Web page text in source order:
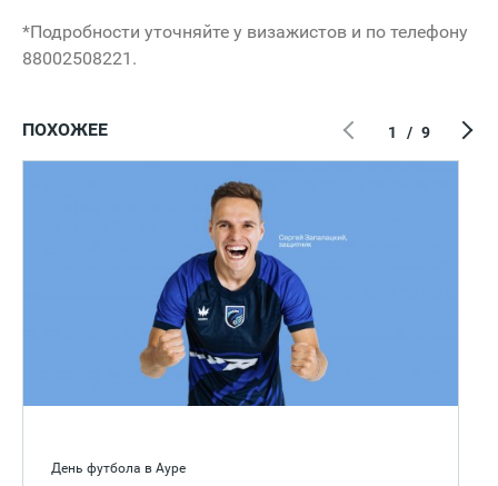
*Подробности уточняйте у визажистов и по телефону
88002508221.
ПОХОЖЕЕ
День футбола в Ауре
1 / 9